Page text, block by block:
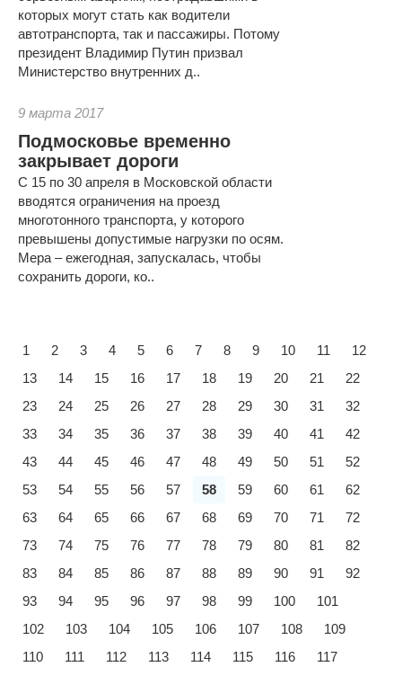
которых могут стать как водители
автотранспорта, так и пассажиры. Потому
президент Владимир Путин призвал
Министерство внутренних д..
9 марта 2017
Подмосковье временно
закрывает дороги
С 15 по 30 апреля в Московской области
вводятся ограничения на проезд
многотонного транспорта, у которого
превышены допустимые нагрузки по осям.
Мера – ежегодная, запускалась, чтобы
сохранить дороги, ко..
1 2 3 4 5 6 7 8 9 10 11
12
13
14 15 16 17 18 19 20 21
22
23
24 25 26 27 28 29 30 31
32
33
34 35 36 37 38 39 40 41
42
43
44 45 46 47 48 49 50 51
52
53
54 55 56 57 58 59 60 61
62
63
64 65 66 67 68 69 70 71
72
73
74 75 76 77 78 79 80 81
82
83
84 85 86 87 88 89 90 91
92
93
94 95 96 97 98 99 100
101
102
103 104 105 106 107 108
109
110
111 112 113 114 115 116
117